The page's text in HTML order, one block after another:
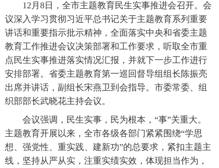
旅游 理财 政务 教育
看天下 晋月读 最太原 网罗民生
太原日报 太原晚报 热评 社区
12月8日，全市主题教育民生实事推进会召开。会
议深入学习贯彻习近平总书记关于主题教育系列重要
讲话和重要指示批示精神，全面落实中央和省委主题
教育工作推进会议决策部署和工作要求，听取全市重
点民生实事推进落实情况汇报，并就下一步工作进行
安排部署。省委主题教育第一巡回督导组组长陈振亮
出席并讲话，副组长宋燕卫到会指导。市委常委、组
织部部长武晓花主持会议。
会议强调，民生实事，民为根本，“事”关重大。
主题教育开展以来，全市各级各部门紧紧围绕“学思
想、强党性、重实践、建新功”的总要求，紧扣主题主
线，坚持从严从实，注重实绩实效，体现担当作为，